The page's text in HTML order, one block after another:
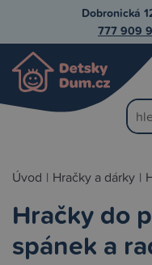
Dobronická
777 909
Úvod | Hračky a dárky |
Hračky do
spánek a